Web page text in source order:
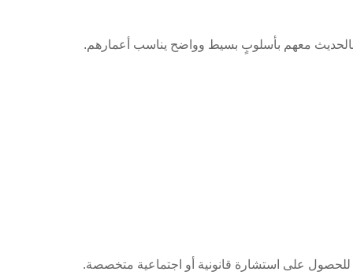
بالحديث معهم بأسلوبٍ بسيط وواضح يناسب أعمارهم.
للحصول على استشارة قانونية أو اجتماعية متخصصة.